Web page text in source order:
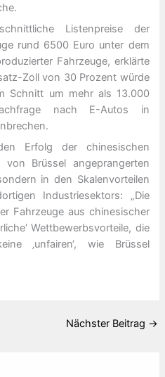
Listenpreise der
rund 6500 Euro unter dem
Fahrzeuge, erklärte
Zoll von 30 Prozent würde
Schnitt um mehr als 13.000
nach E-Autos in
Erfolg der chinesischen
Brüssel angeprangerten
in den Skalenvorteilen
Industriesektors: „Die
Fahrzeuge aus chinesischer
Wettbewerbsvorteile, die
‚unfairen‘, wie Brüssel
Nächster Beitrag →